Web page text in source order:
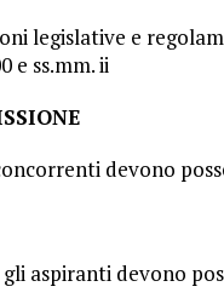
legislative e
e ss.mm. ii
devono
aspiranti devono